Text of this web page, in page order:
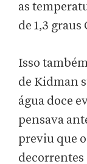
as
de 1,3 graus
Isso
de Kidman
água doce
pensava
previu que